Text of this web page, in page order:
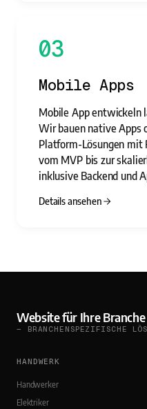
03
Mobile Apps
Mobile App entwickeln
Wir bauen native Apps
Platform-Lösungen
vom MVP bis zur
inklusive Backend und
Details ansehen
Website für Ihre Branche
— BRANCHENSPEZIFISCHE
HANDWERK
Handwerker
Elektriker